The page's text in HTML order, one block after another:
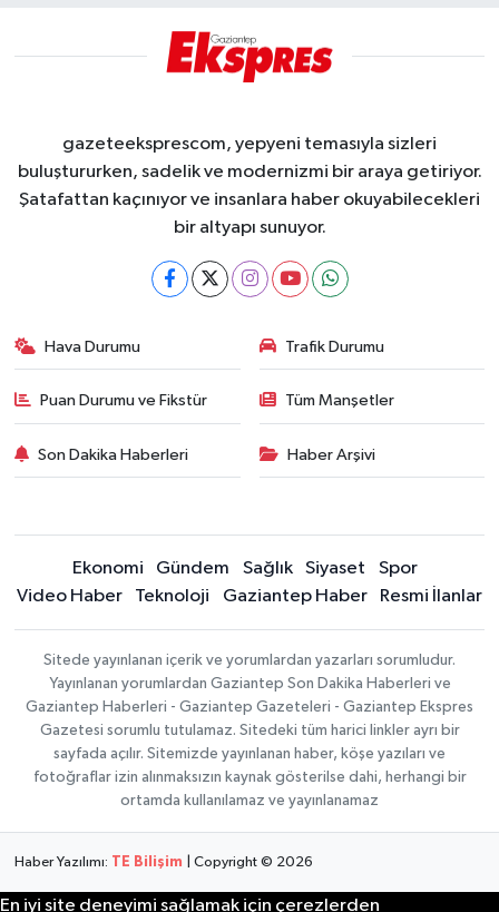
gazeteeksprescom, yepyeni temasıyla sizleri
buluştururken, sadelik ve modernizmi bir araya getiriyor.
Şatafattan kaçınıyor ve insanlara haber okuyabilecekleri
bir altyapı sunuyor.
Hava Durumu Trafik Durumu
Puan Durumu ve Fikstür Tüm Manşetler
Son Dakika Haberleri Haber Arşivi
Ekonomi Gündem Sağlık Siyaset
Spor
Video Haber
Teknoloji Gaziantep Haber Resmi İlanlar
Sitede yayınlanan içerik ve yorumlardan yazarları sorumludur.
Yayınlanan yorumlardan Gaziantep Son Dakika Haberleri ve
Gaziantep Haberleri - Gaziantep Gazeteleri - Gaziantep Ekspres
Gazetesi sorumlu tutulamaz. Sitedeki tüm harici linkler ayrı bir
sayfada açılır. Sitemizde yayınlanan haber, köşe yazıları ve
fotoğraflar izin alınmaksızın kaynak gösterilse dahi, herhangi bir
ortamda kullanılamaz ve yayınlanamaz
Haber Yazılımı: TE Bilişim | Copyright © 2026
En iyi site deneyimi sağlamak için çerezlerden